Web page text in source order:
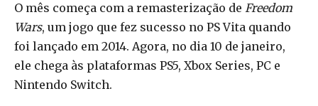
O mês começa com a remasterização de Freedom
Wars, um jogo que fez sucesso no PS Vita quando
foi lançado em 2014. Agora, no dia 10 de janeiro,
ele chega às plataformas PS5, Xbox Series, PC e
Nintendo Switch.